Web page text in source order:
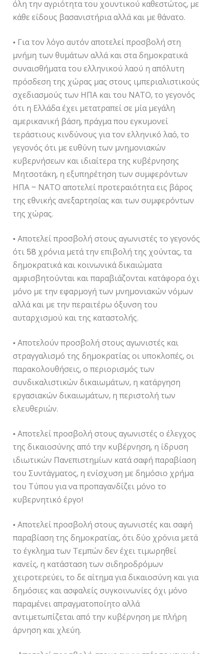
όλη την αγριότητα του χουντικού καθεστώτος, με
κάθε είδους βασανιστήρια αλλά και με θάνατο.
• Για τον λόγο αυτόν αποτελεί προσβολή στη
μνήμη των θυμάτων αλλά και στα δημοκρατικά
συναισθήματα του ελληνικού λαού η απόλυτη
πρόσδεση της χώρας μας στους ιμπεριαλιστικούς
σχεδιασμούς των ΗΠΑ και του ΝΑΤΟ, το γεγονός
ότι η Ελλάδα έχει μετατραπεί σε μία μεγάλη
αμερικανική βάση, πράγμα που εγκυμονεί
τεράστιους κινδύνους για τον ελληνικό λαό, το
γεγονός ότι με ευθύνη των μνημονιακών
κυβερνήσεων και ιδιαίτερα της κυβέρνησης
Μητσοτάκη, η εξυπηρέτηση των συμφερόντων
ΗΠΑ – ΝΑΤΟ αποτελεί προτεραιότητα εις βάρος
της εθνικής ανεξαρτησίας και των συμφερόντων
της χώρας.
• Αποτελεί προσβολή στους αγωνιστές το γεγονός
ότι 58 χρόνια μετά την επιβολή της χούντας, τα
δημοκρατικά και κοινωνικά δικαιώματα
αμφισβητούνται και παραβιάζονται κατάφορα όχι
μόνο με την εφαρμογή των μνημονιακών νόμων
αλλά και με την περαιτέρω όξυνση του
αυταρχισμού και της καταστολής.
• Αποτελούν προσβολή στους αγωνιστές και
στραγγαλισμό της δημοκρατίας οι υποκλοπές, οι
παρακολουθήσεις, ο περιορισμός των
συνδικαλιστικών δικαιωμάτων, η κατάργηση
εργασιακών δικαιωμάτων, η περιστολή των
ελευθεριών.
• Αποτελεί προσβολή στους αγωνιστές ο έλεγχος
της δικαιοσύνης από την κυβέρνηση, η ίδρυση
ιδιωτικών Πανεπιστημίων κατά σαφή παραβίαση
του Συντάγματος, η ενίσχυση με δημόσιο χρήμα
του Τύπου για να προπαγανδίζει μόνο το
κυβερνητικό έργο!
• Αποτελεί προσβολή στους αγωνιστές και σαφή
παραβίαση της δημοκρατίας, ότι δύο χρόνια μετά
το έγκλημα των Τεμπών δεν έχει τιμωρηθεί
κανείς, η κατάσταση των σιδηροδρόμων
χειροτερεύει, το δε αίτημα για δικαιοσύνη και για
δημόσιες και ασφαλείς συγκοινωνίες όχι μόνο
παραμένει απραγματοποίητο αλλά
αντιμετωπίζεται από την κυβέρνηση με πλήρη
άρνηση και χλεύη.